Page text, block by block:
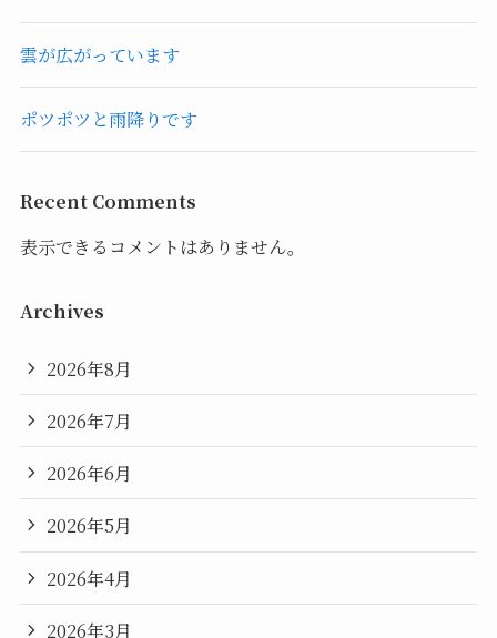
雲が広がっています
ポツポツと雨降りです
Recent Comments
表示できるコメントはありません。
Archives
2026年8月
2026年7月
2026年6月
2026年5月
2026年4月
2026年3月